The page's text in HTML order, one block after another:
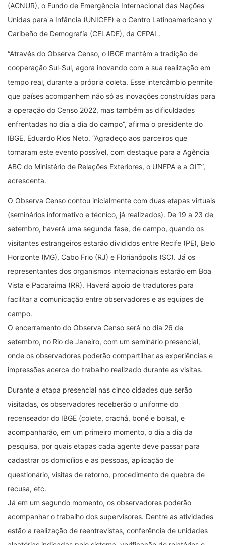
(ACNUR), o Fundo de Emergência Internacional das Nações
Unidas para a Infância (UNICEF) e o Centro Latinoamericano y
Caribeño de Demografía (CELADE), da CEPAL.
“Através do Observa Censo, o IBGE mantém a tradição de
cooperação Sul-Sul, agora inovando com a sua realização em
tempo real, durante a própria coleta. Esse intercâmbio permite
que países acompanhem não só as inovações construídas para
a operação do Censo 2022, mas também as dificuldades
enfrentadas no dia a dia do campo”, afirma o presidente do
IBGE, Eduardo Rios Neto. “Agradeço aos parceiros que
tornaram este evento possível, com destaque para a Agência
ABC do Ministério de Relações Exteriores, o UNFPA e a OIT”,
acrescenta.
O Observa Censo contou inicialmente com duas etapas virtuais
(seminários informativo e técnico, já realizados). De 19 a 23 de
setembro, haverá uma segunda fase, de campo, quando os
visitantes estrangeiros estarão divididos entre Recife (PE), Belo
Horizonte (MG), Cabo Frio (RJ) e Florianópolis (SC). Já os
representantes dos organismos internacionais estarão em Boa
Vista e Pacaraima (RR). Haverá apoio de tradutores para
facilitar a comunicação entre observadores e as equipes de
campo.
O encerramento do Observa Censo será no dia 26 de
setembro, no Rio de Janeiro, com um seminário presencial,
onde os observadores poderão compartilhar as experiências e
impressões acerca do trabalho realizado durante as visitas.
Durante a etapa presencial nas cinco cidades que serão
visitadas, os observadores receberão o uniforme do
recenseador do IBGE (colete, crachá, boné e bolsa), e
acompanharão, em um primeiro momento, o dia a dia da
pesquisa, por quais etapas cada agente deve passar para
cadastrar os domicílios e as pessoas, aplicação de
questionário, visitas de retorno, procedimento de quebra de
recusa, etc.
Já em um segundo momento, os observadores poderão
acompanhar o trabalho dos supervisores. Dentre as atividades
estão a realização de reentrevistas, conferência de unidades